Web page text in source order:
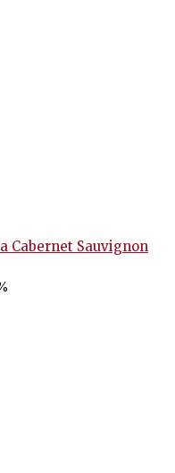
Cabernet Sauvignon